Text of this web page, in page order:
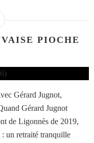
PIOCHE
Gérard Jugnot,
Gérard Jugnot
de Ligonnès de 2019,
un retraité tranquille